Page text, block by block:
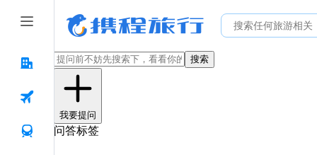
搜索
我要提问
问答标签